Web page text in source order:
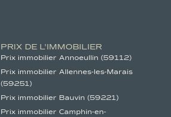
PRIX DE L'IMMOBILIER
Prix immobilier Annoeullin (59112)
Prix immobilier Allennes-les-Marais
(59251)
Prix immobilier Bauvin (59221)
Prix immobilier Camphin-en-